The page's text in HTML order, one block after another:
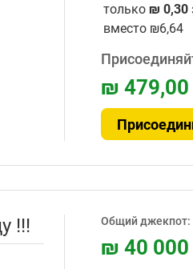
только ₪ 0,30
вместо ₪6,64
₪ 479,00
!!! Общий джекпот:
₪ 40 000